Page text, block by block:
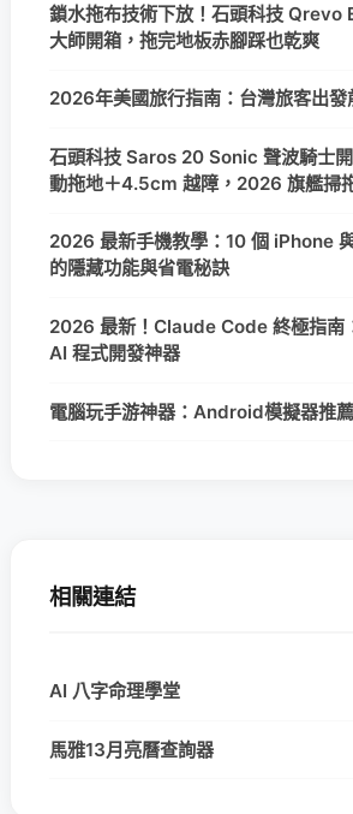
鎖水拖布技術下放！石頭科技 Qrevo
大師開箱，拖完地板赤腳踩也乾爽
2026年美國旅行指南：台灣旅客出發
石頭科技 Saros 20 Sonic 聲波騎士
動拖地＋4.5cm 越障，2026 旗艦掃
2026 最新手機教學：10 個 iPhone
的隱藏功能與省電秘訣
2026 最新！Claude Code 終極指南
AI 程式開發神器
電腦玩手游神器：Android模擬器推
相關連結
AI 八字命理學堂
馬雅13月亮曆查詢器